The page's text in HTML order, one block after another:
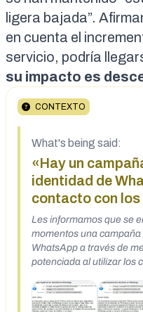
ligera bajada”.
en cuenta el
servicio, podría
su impacto es
CONTEXTO
What's being said:
«Hay un
identidad de
contacto con los
Les informamos que se
momentos una
WhatsApp a través de
potenciada al utilizar los
usando tu número de teléfono y
se ponen en contacto